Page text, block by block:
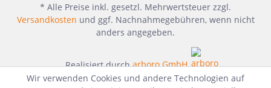
* Alle Preise inkl. gesetzl. Mehrwertsteuer zzgl.
Versandkosten und ggf. Nachnahmegebühren, wenn nicht
anders angegeben.
Realisiert durcharboro GmbH
Wir verwenden Cookies und andere Technologien auf